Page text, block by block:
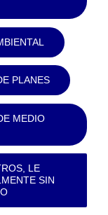
PLANES
MEDIO
LE
SIN